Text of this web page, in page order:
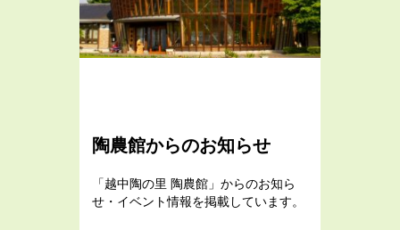
陶農館からのお知らせ
「越中陶の里 陶農館」からのお知ら
せ・イベント情報を掲載しています。